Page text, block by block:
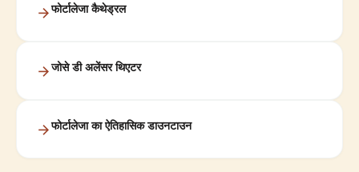
फोर्टालेजा कैथेड्रल
जोसे डी अलेंसर थिएटर
फोर्टालेजा का ऐतिहासिक डाउनटाउन